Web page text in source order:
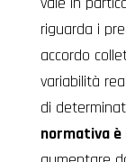
riguarda i
accordo
variabilità
di
normativa è